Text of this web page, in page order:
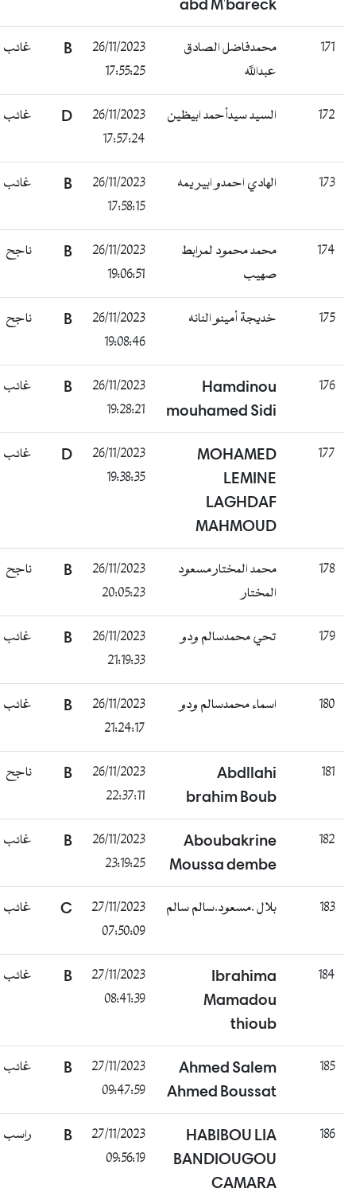
abd M'bareck
171
محمدفاضل الصادق
عبدالله
26/11/2023
17:55:25
B غائب
172 السيد سيدأحمد ابيظين
26/11/2023
17:57:24
D غائب
173 الهادي احمدو ابير يمه
26/11/2023
17:58:15
B غائب
174
محمد محمود لمرابط
صهيب
26/11/2023
19:06:51
B ناجح
175 خديجة أمينو النانه
26/11/2023
19:08:46
B ناجح
176
Hamdinou
mouhamed Sidi
26/11/2023
19:28:21
B غائب
177
MOHAMED
LEMINE
LAGHDAF
MAHMOUD
26/11/2023
19:38:35
D غائب
178
محمد المختار مسعود
المختار
26/11/2023
20:05:23
B ناجح
179 تحي محمدسالم ودو
26/11/2023
21:19:33
B غائب
180 اسماء محمدسالم ودو
26/11/2023
21:24:17
B غائب
181
Abdllahi
brahim Boub
26/11/2023
22:37:11
B ناجح
182
Aboubakrine
Moussa dembe
26/11/2023
23:19:25
B غائب
183 بلال .مسعود.سالم سالم
27/11/2023
07:50:09
C غائب
184
Ibrahima
Mamadou
thioub
27/11/2023
08:41:39
B غائب
185
Ahmed Salem
Ahmed Boussat
27/11/2023
09:47:59
B غائب
186
HABIBOU LIA
BANDIOUGOU
CAMARA
27/11/2023
09:56:19
B راسب